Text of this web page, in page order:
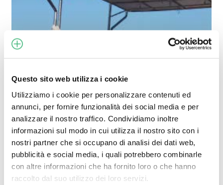
Questo sito web utilizza i cookie
Utilizziamo i cookie per personalizzare contenuti ed
annunci, per fornire funzionalità dei social media e per
analizzare il nostro traffico. Condividiamo inoltre
informazioni sul modo in cui utilizza il nostro sito con i
nostri partner che si occupano di analisi dei dati web,
pubblicità e social media, i quali potrebbero combinarle
con altre informazioni che ha fornito loro o che hanno
raccolto dal suo utilizzo dei loro servizi.
ITA
“Elettrificare
la
nautica
possibile”
Nautica Novità
Progetti
LE BATTERIE
ARCHIMEDE PER
IL PROGETTO EV-
ITA